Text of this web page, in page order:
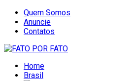
Quem Somos
Anuncie
Contatos
Home
Brasil